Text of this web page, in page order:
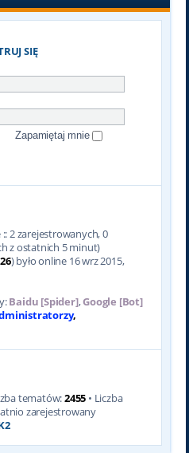
SIĘ
Zapamiętaj mnie
2 zarejestrowanych, 0
z ostatnich 5 minut)
) było online 16 wrz 2015,
Baidu [Spider],Google [Bot]
,
tematów:2455 • Liczba
zarejestrowany